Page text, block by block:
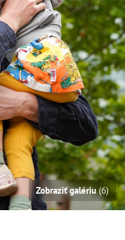
Zobraziť galériu(6)